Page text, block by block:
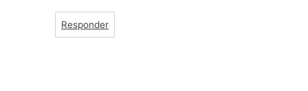
Responder